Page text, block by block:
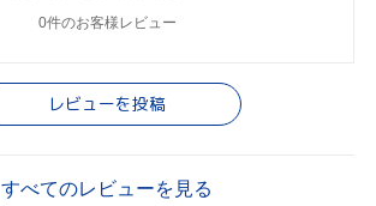
0件のお客様レビュー
レビューを投稿
すべてのレビューを見る